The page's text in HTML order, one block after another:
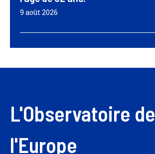
9 août 2026
L'Observatoire de
l'Europe